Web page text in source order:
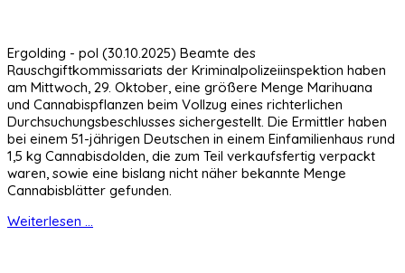
Ergolding - pol (30.10.2025) Beamte des
Rauschgiftkommissariats der Kriminalpolizeiinspektion haben
am Mittwoch, 29. Oktober, eine größere Menge Marihuana
und Cannabispflanzen beim Vollzug eines richterlichen
Durchsuchungsbeschlusses sichergestellt. Die Ermittler haben
bei einem 51-jährigen Deutschen in einem Einfamilienhaus rund
1,5 kg Cannabisdolden, die zum Teil verkaufsfertig verpackt
waren, sowie eine bislang nicht näher bekannte Menge
Cannabisblätter gefunden.
Weiterlesen ...